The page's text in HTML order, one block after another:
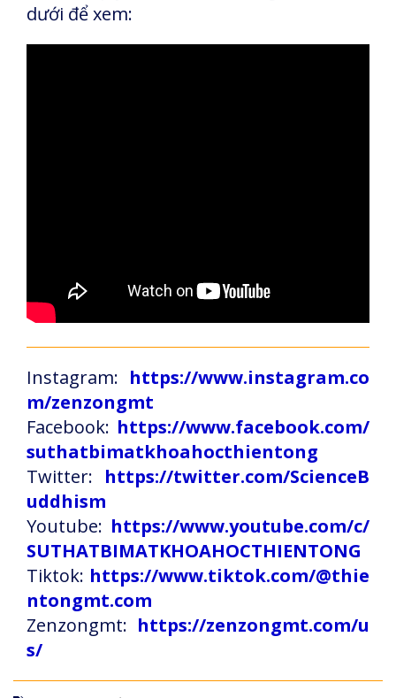
dưới để xem:
Instagram: https://www.instagram.co
m/zenzongmt
Facebook: https://www.facebook.com/
suthatbimatkhoahocthientong
Twitter: https://twitter.com/ScienceB
uddhism
Youtube: https://www.youtube.com/c/
SUTHATBIMATKHOAHOCTHIENTONG
Tiktok: https://www.tiktok.com/@thie
ntongmt.com
Zenzongmt: https://zenzongmt.com/u
s/